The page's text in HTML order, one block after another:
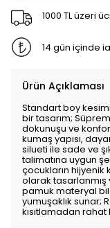
1000 TL üzeri
14 gün içinde
Ürün Açıklaması
Standart boy
bir tasarım;
dokunuşu ve
kumaş yapısı,
silueti ile sade ve
talimatına uygun
çocukların hijyenik
olarak tasarlanmış
pamuk materyal
yumuşaklık sunar;
kısıtlamadan rahat